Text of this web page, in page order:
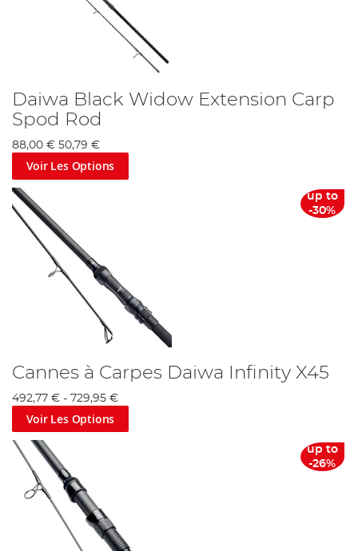
Daiwa Black Widow Extension Carp
Spod Rod
88,00 € 50,79 €
Voir Les Options
up to
-30%
Cannes à Carpes Daiwa Infinity X45
492,77 € - 729,95 €
Voir Les Options
up to
-26%